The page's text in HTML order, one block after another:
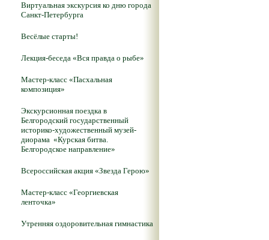
Виртуальная экскурсия ко дню города
Санкт-Петербурга
Весёлые старты!
Лекция-беседа «Вся правда о рыбе»
Мастер-класс «Пасхальная
композиция»
Экскурсионная поездка в
Белгородский государственный
историко-художественный музей-
диорама «Курская битва.
Белгородское направление»
Всероссийская акция «Звезда Герою»
Мастер-класс «Георгиевская
ленточка»
Утренняя оздоровительная гимнастика